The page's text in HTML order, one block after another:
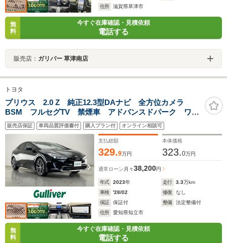
住所
滋賀県草津市
無
料
今すぐ在庫確認・見積依頼
電話する
販売店： ガリバー 草津南店
トヨタ
プリウス 2.0 Z 純正12.3型DAナビ 全方位カメラ
BSM フルセグTV 禁煙車 アドバンスドパーク ワイ
ヤレス充電 追従クルコン ETC2.0 AC100V 衝突軽
減 車線逸脱 LEDオートライト 電動リアゲート
販売店保証 車両品質評価書付 購入プラン付 オンライン相談可
支払総額
329.9万円
本体価格
323.0万円
通常ローン 月々38,200円
年式 2023年 走行 3.3万km
車検
'28/02 修復
なし
保証
保証付 整備
法定整備付
住所
愛知県知立市
無
料
今すぐ在庫確認・見積依頼
電話する